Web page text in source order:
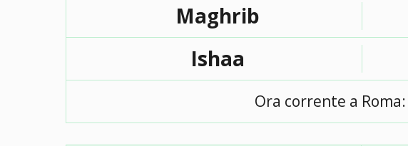
Maghrib
Ishaa
Ora corrente a Roma: